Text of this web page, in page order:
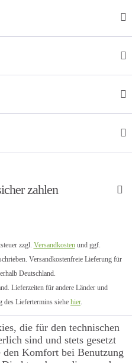
zahlen
zzgl. Versandkostenund ggf.
Versandkostenfreie Lieferung für
Deutschland.
Lieferzeiten für andere Länder und
des Liefertermins siehe hier.
die für den technischen
sind und stets gesetzt
Komfort bei Benutzung